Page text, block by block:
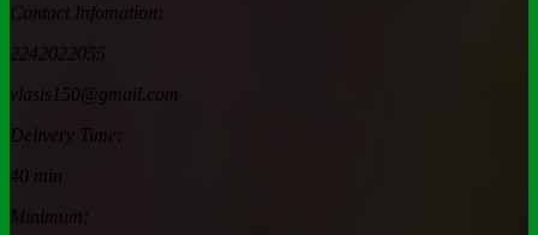
Contact Infomation:
2242022055
vlasis150@gmail.com
Delivery Time:
40 min
Minimum: